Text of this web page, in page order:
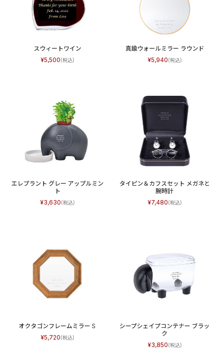
スウィートワイン
5,500
真鍮ウォールミラー ラウンド
5,940
エレプラント グレー アップルミン
ト
3,630
タイピン＆カフスセット メガネと
腕時計
7,480
オクタゴンフレームミラー S
5,720
シープシェイプコンテナー ブラッ
ク
3,850